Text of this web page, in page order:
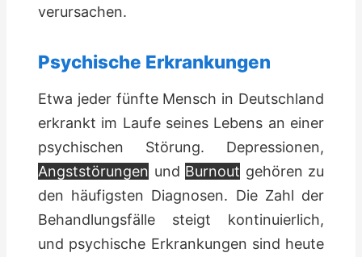
verursachen.
Psychische Erkrankungen
Etwa jeder fünfte Mensch in Deutschland
erkrankt im Laufe seines Lebens an einer
psychischen Störung. Depressionen,
Angststörungen und Burnout gehören zu
den häufigsten Diagnosen. Die Zahl der
Behandlungsfälle steigt kontinuierlich,
und psychische Erkrankungen sind heute